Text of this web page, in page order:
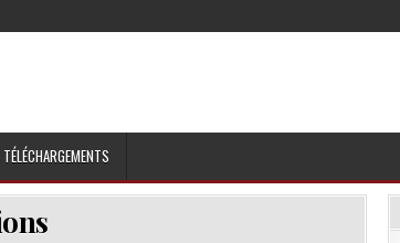
TÉLÉCHARGEMENTS